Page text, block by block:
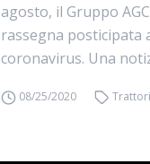
agosto, il Gruppo
rassegna posticipata
coronavirus. Una
08/25/2020